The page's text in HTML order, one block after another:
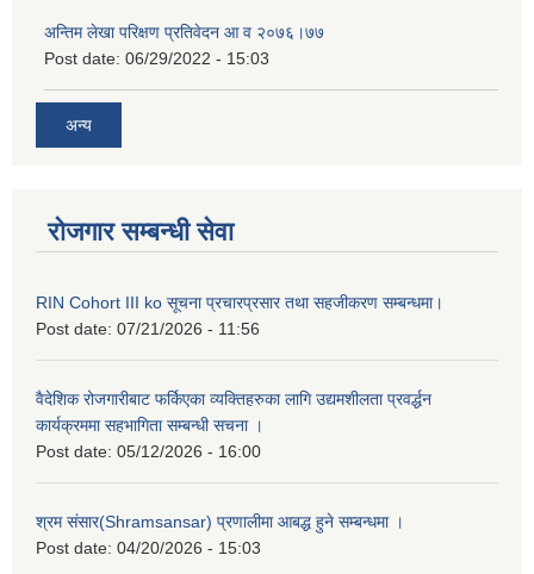
अन्तिम लेखा परिक्षण प्रतिवेदन आ व २०७६।७७
Post date: 06/29/2022 - 15:03
अन्य
रोजगार सम्बन्धी सेवा
RIN Cohort III ko सूचना प्रचारप्रसार तथा सहजीकरण सम्बन्धमा।
Post date: 07/21/2026 - 11:56
वैदेशिक रोजगारीबाट फर्किएका व्यक्तिहरुका लागि उद्यमशीलता प्रवर्द्धन
कार्यक्रममा सहभागिता सम्बन्धी सचना ।
Post date: 05/12/2026 - 16:00
श्रम संसार(Shramsansar) प्रणालीमा आबद्ध हुने सम्बन्धमा ।
Post date: 04/20/2026 - 15:03